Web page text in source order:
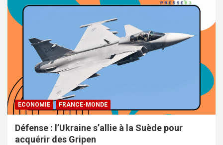
ECONOMIE FRANCE-MONDE
Défense : l’Ukraine s’allie à la Suède pour
acquérir des Gripen